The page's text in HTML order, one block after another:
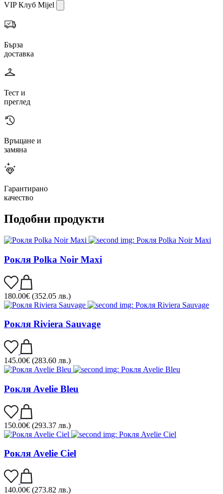
VIP Клуб Mijel
Бърза
доставка
Тест и
преглед
Връщане и
замяна
Гарантирано
качество
Подобни продукти
Рокля Polka Noir Maxi
180.00€ (352.05 лв.)
Рокля Riviera Sauvage
145.00€ (283.60 лв.)
Рокля Avelie Bleu
150.00€ (293.37 лв.)
Рокля Avelie Ciel
140.00€ (273.82 лв.)